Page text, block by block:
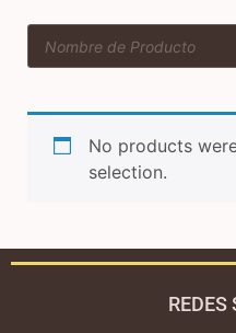
No products
selection.
REDES